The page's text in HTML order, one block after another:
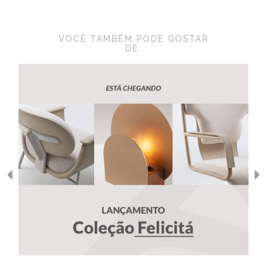
VOCÊ TAMBÉM PODE GOSTAR
DE: